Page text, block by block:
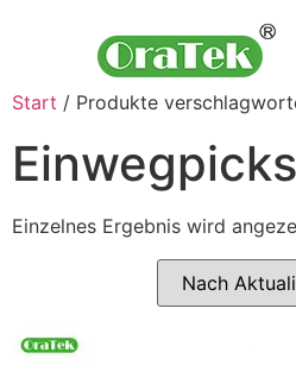
Start / Produkte
Einwegpicks
Einzelnes Ergebnis wird